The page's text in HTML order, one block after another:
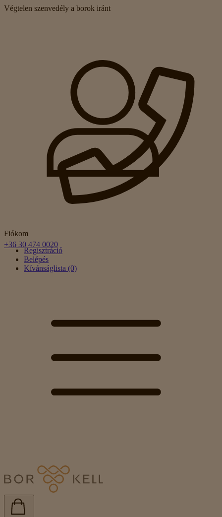
Végtelen szenvedély a borok iránt
Fiókom
Regisztráció
Belépés
Kívánságlista (0)
+36 30 474 0020